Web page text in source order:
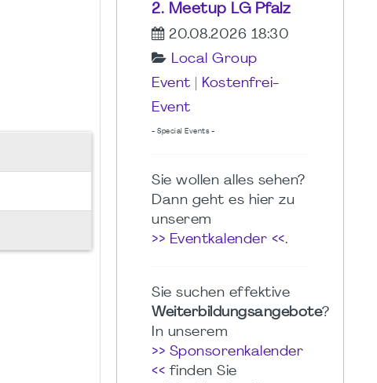
2. Meetup LG Pfalz
20.08.2026 18:30
Local Group
Event
Kostenfrei-
Event
- Special Events -
Sie wollen alles sehen?
Dann geht es hier zu
unserem
>> Eventkalender <<.
Sie suchen effektive
Weiterbildungsangebote?
In unserem
>> Sponsorenkalender
<< finden Sie